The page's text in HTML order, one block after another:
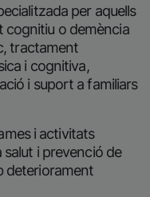
per aquells
cognitiu o demència
tractament
i cognitiva,
i suport a familiars
i activitats
i prevenció de
deteriorament